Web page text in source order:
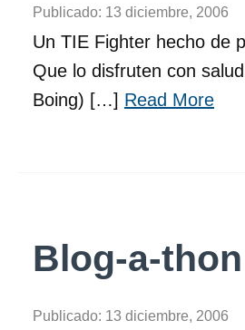
Publicado: 13 diciembre, 2006
Un TIE Fighter hecho de
Que lo disfruten con
Boing) […] Read More
Blog-a-
Publicado: 13 diciembre, 2006